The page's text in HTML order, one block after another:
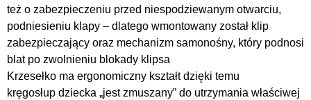
też o zabezpieczeniu przed niespodziewanym otwarciu,
podniesieniu klapy – dlatego wmontowany został klip
zabezpieczający oraz mechanizm samonośny, który podnosi
blat po zwolnieniu blokady klipsa
Krzesełko ma ergonomiczny kształt dzięki temu
kręgosłup dziecka „jest zmuszany” do utrzymania właściwej